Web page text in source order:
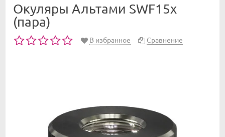
Окуляры Альтами SWF15x
(пара)
В избранное Сравнение